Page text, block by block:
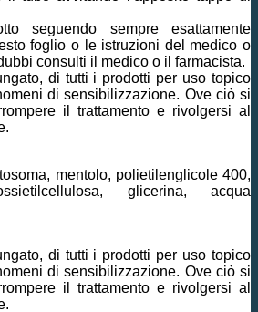
seguendo sempre esattamente
foglio o le istruzioni del medico o
consulti il medico o il farmacista.
di tutti i prodotti per uso topico
di sensibilizzazione. Ove ciò si
il trattamento e rivolgersi al
mentolo, polietilenglicole 400,
glicerina, acqua
di tutti i prodotti per uso topico
di sensibilizzazione. Ove ciò si
il trattamento e rivolgersi al